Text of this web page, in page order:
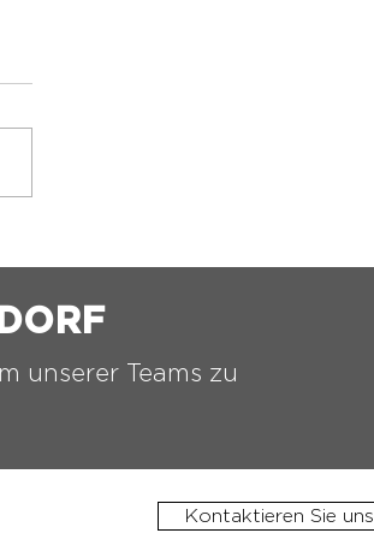
unserer Teams zu
Kontaktieren Sie uns